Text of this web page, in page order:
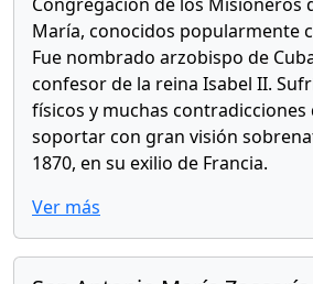
María, conocidos popularmente
Fue nombrado arzobispo de
confesor de la reina Isabel II.
físicos y muchas contradicciones
soportar con gran visión
1870, en su exilio de Francia.
Ver más